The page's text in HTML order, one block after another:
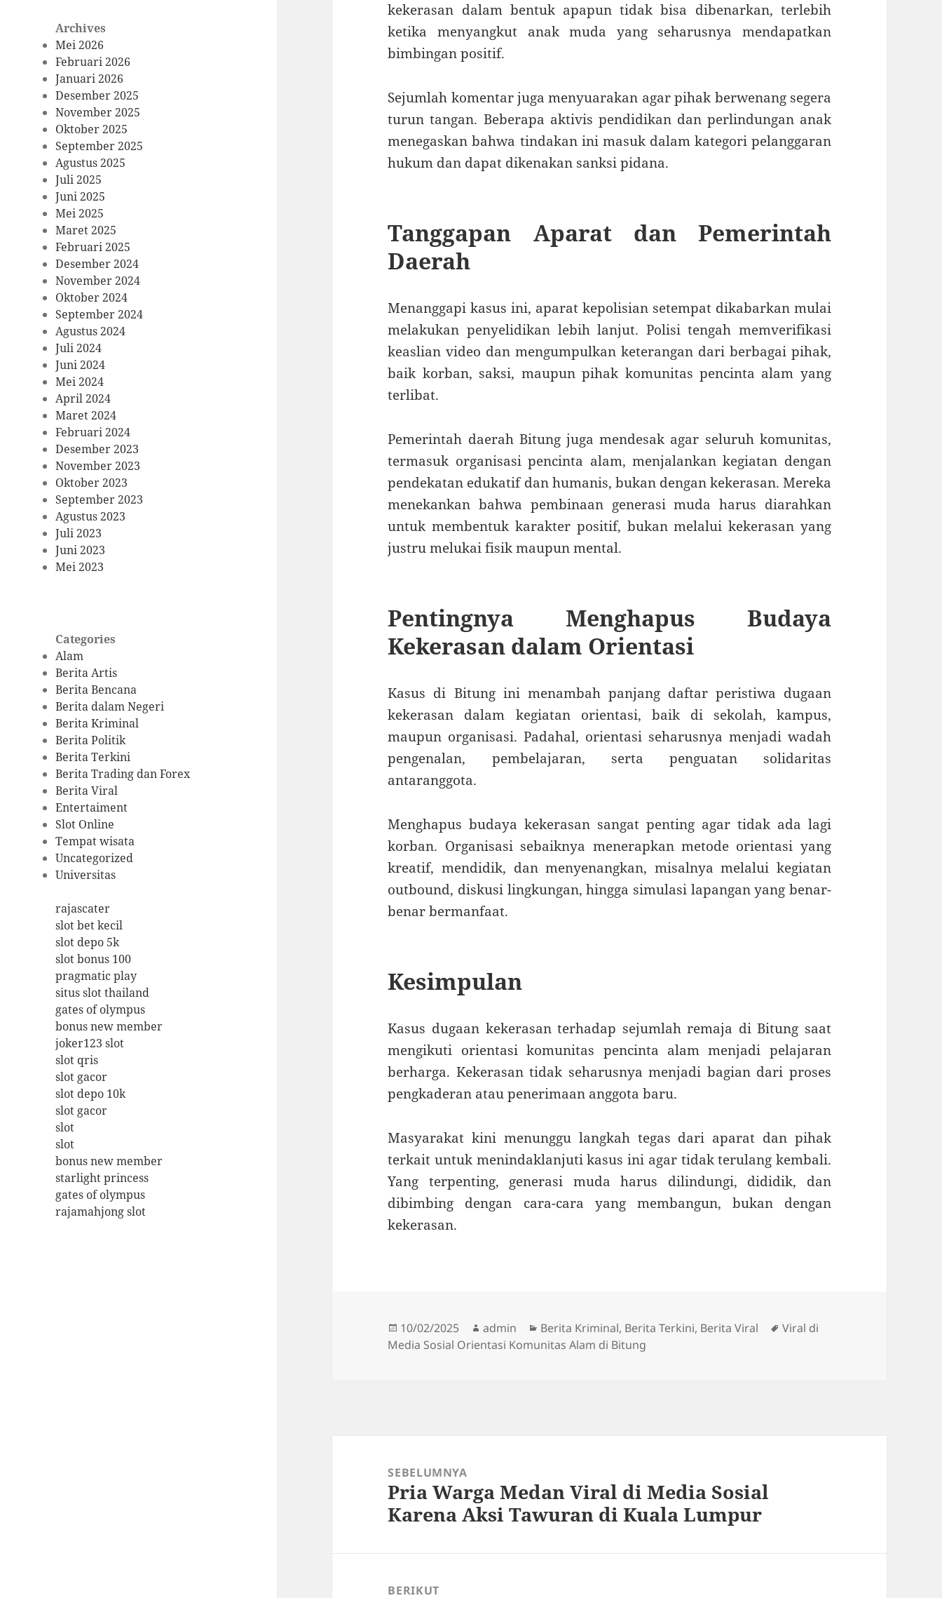
Archives
Mei 2026
Februari 2026
Januari 2026
Desember 2025
November 2025
Oktober 2025
September 2025
Agustus 2025
Juli 2025
Juni 2025
Mei 2025
Maret 2025
Februari 2025
Desember 2024
November 2024
Oktober 2024
September 2024
Agustus 2024
Juli 2024
Juni 2024
Mei 2024
April 2024
Maret 2024
Februari 2024
Desember 2023
November 2023
Oktober 2023
September 2023
Agustus 2023
Juli 2023
Juni 2023
Mei 2023
Categories
Alam
Berita Artis
Berita Bencana
Berita dalam Negeri
Berita Kriminal
Berita Politik
Berita Terkini
Berita Trading dan Forex
Berita Viral
Entertaiment
Slot Online
Tempat wisata
Uncategorized
Universitas
rajascater
slot bet kecil
slot depo 5k
slot bonus 100
pragmatic play
situs slot thailand
gates of olympus
bonus new member
joker123 slot
slot qris
slot gacor
slot depo 10k
slot gacor
slot
slot
bonus new member
starlight princess
gates of olympus
rajamahjong slot
kekerasan dalam bentuk apapun tidak bisa dibenarkan, terlebih
ketika menyangkut anak muda yang seharusnya mendapatkan
bimbingan positif.
Sejumlah komentar juga menyuarakan agar pihak berwenang segera
turun tangan. Beberapa aktivis pendidikan dan perlindungan anak
menegaskan bahwa tindakan ini masuk dalam kategori pelanggaran
hukum dan dapat dikenakan sanksi pidana.
Tanggapan Aparat dan Pemerintah
Daerah
Menanggapi kasus ini, aparat kepolisian setempat dikabarkan mulai
melakukan penyelidikan lebih lanjut. Polisi tengah memverifikasi
keaslian video dan mengumpulkan keterangan dari berbagai pihak,
baik korban, saksi, maupun pihak komunitas pencinta alam yang
terlibat.
Pemerintah daerah Bitung juga mendesak agar seluruh komunitas,
termasuk organisasi pencinta alam, menjalankan kegiatan dengan
pendekatan edukatif dan humanis, bukan dengan kekerasan. Mereka
menekankan bahwa pembinaan generasi muda harus diarahkan
untuk membentuk karakter positif, bukan melalui kekerasan yang
justru melukai fisik maupun mental.
Pentingnya Menghapus Budaya
Kekerasan dalam Orientasi
Kasus di Bitung ini menambah panjang daftar peristiwa dugaan
kekerasan dalam kegiatan orientasi, baik di sekolah, kampus,
maupun organisasi. Padahal, orientasi seharusnya menjadi wadah
pengenalan, pembelajaran, serta penguatan solidaritas
antaranggota.
Menghapus budaya kekerasan sangat penting agar tidak ada lagi
korban. Organisasi sebaiknya menerapkan metode orientasi yang
kreatif, mendidik, dan menyenangkan, misalnya melalui kegiatan
outbound, diskusi lingkungan, hingga simulasi lapangan yang benar-
benar bermanfaat.
Kesimpulan
Kasus dugaan kekerasan terhadap sejumlah remaja di Bitung saat
mengikuti orientasi komunitas pencinta alam menjadi pelajaran
berharga. Kekerasan tidak seharusnya menjadi bagian dari proses
pengkaderan atau penerimaan anggota baru.
Masyarakat kini menunggu langkah tegas dari aparat dan pihak
terkait untuk menindaklanjuti kasus ini agar tidak terulang kembali.
Yang terpenting, generasi muda harus dilindungi, dididik, dan
dibimbing dengan cara-cara yang membangun, bukan dengan
kekerasan.
Diposkan
pada
10/02/2025 Penulis
admin Kategori
Berita Kriminal, Berita Terkini, Berita Viral Tag
Viral di
Media Sosial Orientasi Komunitas Alam di Bitung
SEBELUMNYA
Pos
sebelumnya:
Pria Warga Medan Viral di Media Sosial
Karena Aksi Tawuran di Kuala Lumpur
BERIKUT